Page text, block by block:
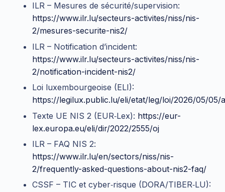
ILR – Mesures de sécurité/supervision:
https://www.ilr.lu/secteurs-activites/niss/nis-
2/mesures-securite-nis2/
ILR – Notification d’incident:
https://www.ilr.lu/secteurs-activites/niss/nis-
2/notification-incident-nis2/
Loi luxembourgeoise (ELI):
https://legilux.public.lu/eli/etat/leg/loi/2026/05/05/
Texte UE NIS 2 (EUR‑Lex): https://eur-
lex.europa.eu/eli/dir/2022/2555/oj
ILR – FAQ NIS 2:
https://www.ilr.lu/en/sectors/niss/nis-
2/frequently-asked-questions-about-nis2-faq/
CSSF – TIC et cyber‑risque (DORA/TIBER‑LU):